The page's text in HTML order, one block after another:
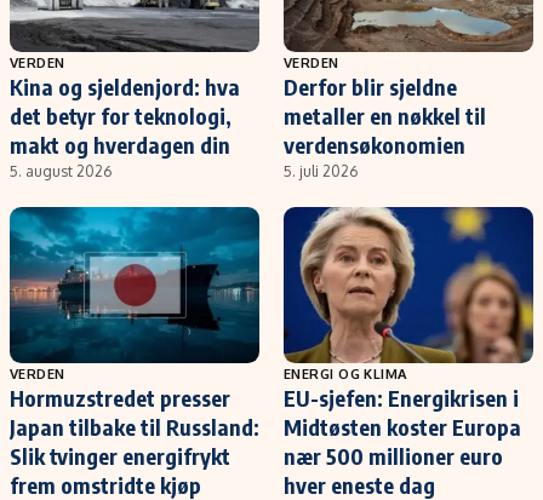
VERDEN
Kina og sjeldenjord: hva
det betyr for teknologi,
makt og hverdagen din
5. august 2026
VERDEN
Derfor blir sjeldne
metaller en nøkkel til
verdensøkonomien
5. juli 2026
VERDEN
Hormuzstredet presser
Japan tilbake til Russland:
Slik tvinger energifrykt
frem omstridte kjøp
ENERGI OG KLIMA
EU-sjefen: Energikrisen i
Midtøsten koster Europa
nær 500 millioner euro
hver eneste dag